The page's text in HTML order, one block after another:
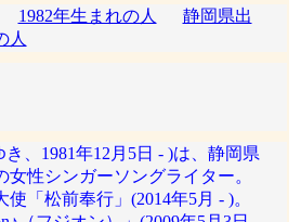
1982年生まれの人
静岡県出
人
、1981年12月5日 - )は、静岡県
性シンガーソングライター。
「松前奉行」(2014年5月 - )。